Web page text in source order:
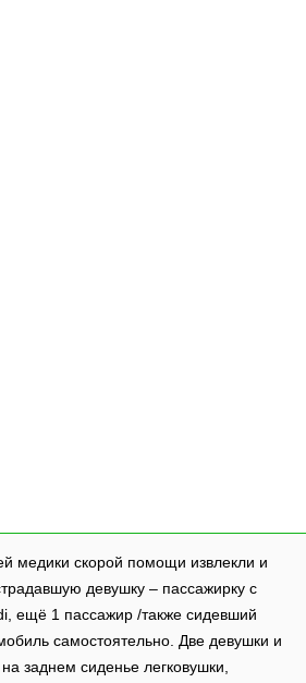
медики скорой помощи извлекли и
девушку – пассажирку с
ещё 1 пассажир /также сидевший
самостоятельно. Две девушки и
заднем сиденье легковушки,